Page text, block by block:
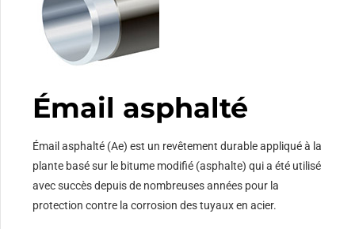
Émail asphalté
Émail asphalté (Ae) est un revêtement durable appliqué à la
plante basé sur le bitume modifié (asphalte) qui a été utilisé
avec succès depuis de nombreuses années pour la
protection contre la corrosion des tuyaux en acier.